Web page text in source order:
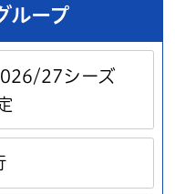
ループ
27シーズ